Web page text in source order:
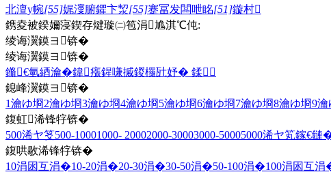
北澶у帵[55]娓濅腑鑺卞洯[55]蹇冨发闆呭眳[51]鏇村
鎸夌被鍨嬭寖鍥存煡璇㈡笣涓尯淇℃伅:
绫诲瀷鏌ヨ锛�
绫诲瀷鏌ヨ锛�
鏅€氫綇瀹�鍏瘬鍟嗛摵鍐欏瓧妤� 鍒
鎴峰瀷鏌ヨ锛�
1瀹ゆ埛2瀹ゆ埛3瀹ゆ埛4瀹ゆ埛5瀹ゆ埛6瀹ゆ埛7瀹ゆ埛8瀹ゆ埛9瀹
鍑虹浠锋牸锛�
500浠ヤ笅500-10001000- 20002000-30003000-50005000浠ヤ笂鎵€鏈
鍑哄敭浠锋牸锛�
10涓囦互涓�10-20涓�20-30涓�30-50涓�50-100涓�100涓囦互